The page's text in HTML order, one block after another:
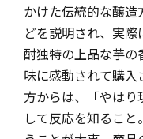
かけた伝統的な醸
どを説明され、実
酎独特の上品な芋
味に感動されて購
方からは、「やはり
して反応を知るこ